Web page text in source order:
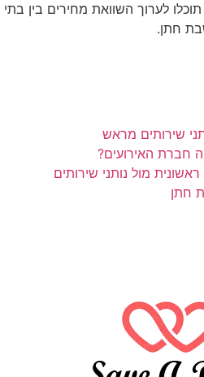
לערוך השוואת מחירים בין בתי
חתן.
שירותים מראש
חברת האירועים?
מול נותני שירותים
חתן